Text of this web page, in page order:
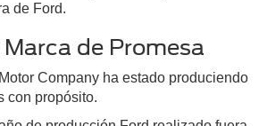
de Ford.
de Promesa
Company ha estado produciendo
con propósito.